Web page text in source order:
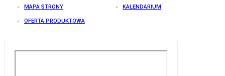
MAPA STRONY KALENDARIUM
OFERTA PRODUKTOWA